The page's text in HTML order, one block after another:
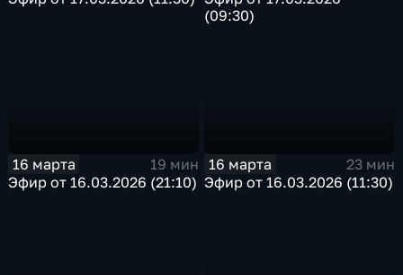
(09:30)
16 марта
19 мин
Эфир от 16.03.2026 (21:10)
16 марта
23 мин
Эфир от 16.03.2026 (11:30)